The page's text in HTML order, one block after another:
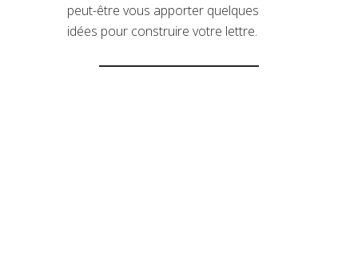
peut-être vous apporter quelques
idées pour construire votre lettre.